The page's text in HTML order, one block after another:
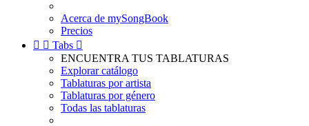
Acerca de mySongBook
Precios
  Tabs 
ENCUENTRA TUS TABLATURAS
Explorar catálogo
Tablaturas por artista
Tablaturas por género
Todas las tablaturas